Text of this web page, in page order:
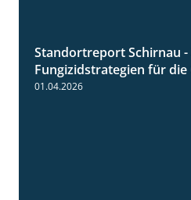
Standortreport Schirnau
Fungizidstrategien für die
01.04.2026